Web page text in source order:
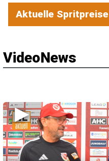
Aktuelle Spritpreise
VideoNews
▶